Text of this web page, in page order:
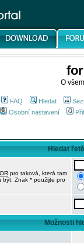
O
FAQ Hledat
Osobní nastavení
Hledat
OR pro taková, která tam
být. Znak * použijte pro
Možnosti